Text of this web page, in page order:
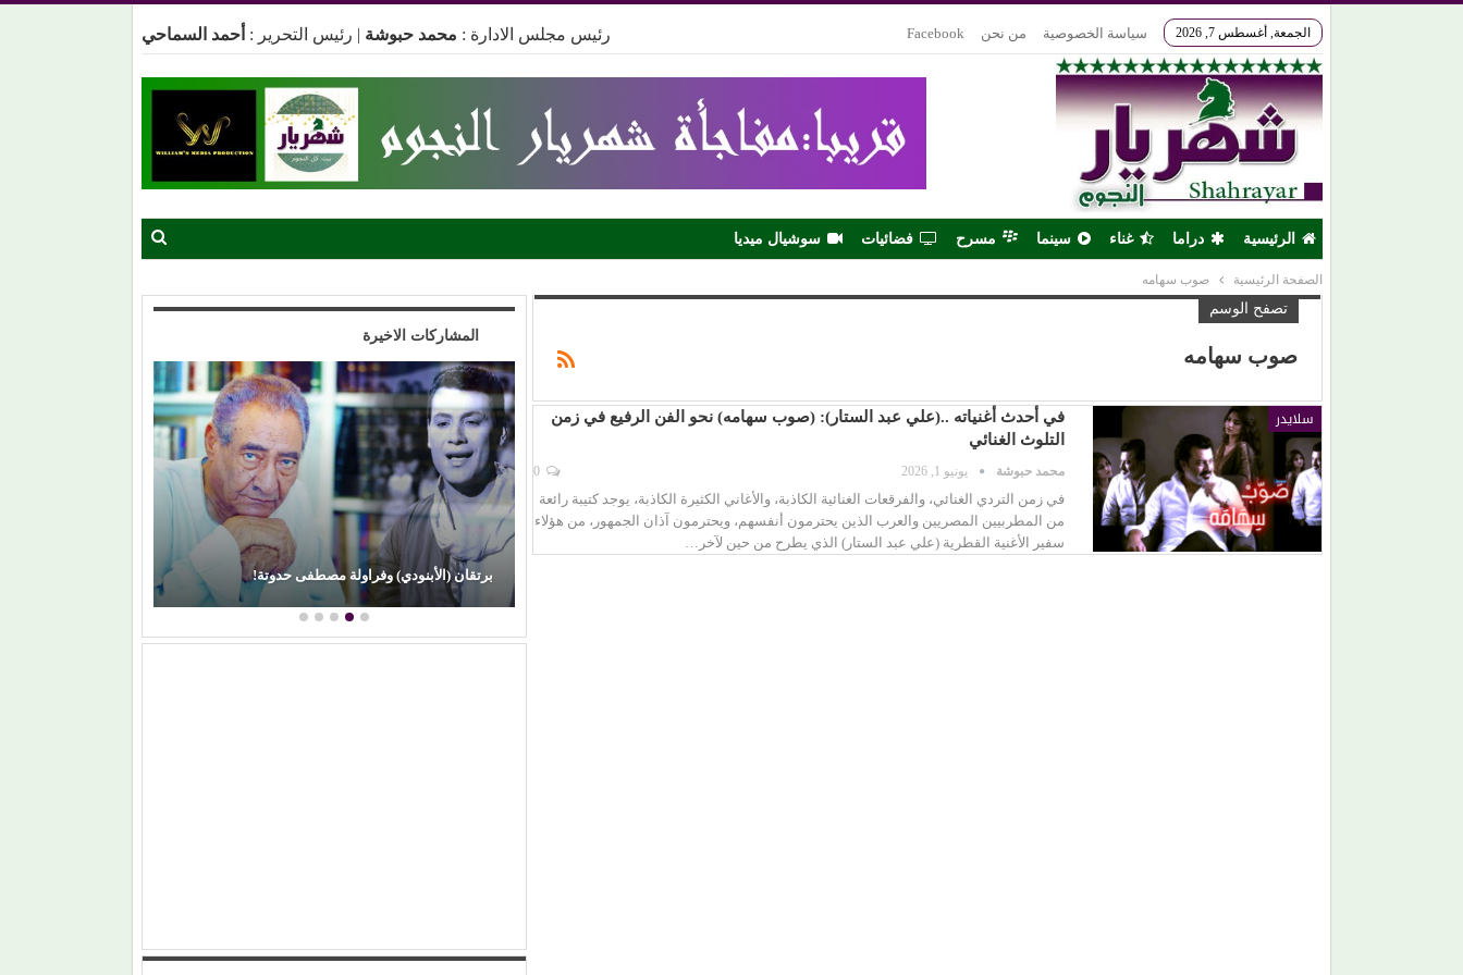
الجمعة, أغسطس 7, 2026 سياسة الخصوصية من نحن Facebook رئيس مجلس الادارة : محمد حبوشة | رئيس التحرير : أحمد السماحي
الرئيسية دراما غناء سينما مسرح فضائيات سوشيال ميديا
الصفحة الرئيسية صوب سهامه
تصفح الوسم
صوب سهامه
سلايدر
في أحدث أغنياته ..(علي عبد الستار): (صوب سهامه) نحو الفن الرفيع في زمن
التلوث الغنائي
محمد حبوشة يونيو 1, 2026
في زمن التردي الغنائي، والفرقعات الغنائية الكاذبة، والأغاني الكثيرة الكاذبة، يوجد كتيبة رائعة
من المطربيين المصريين والعرب الذين يحترمون أنفسهم، ويحترمون آذان الجمهور، من هؤلاء
سفير الأغنية القطرية (علي عبد الستار) الذي يطرح من حين لآخر…
المشاركات الاخيرة
من (حمانا) إلى القلوب.. (بلقيس) تغني للأمهات في (زهر
عذوبة ورومانسية (عفاف راضي) في غناء (الذكريات)
برتقان (الأبنودي) وفراولة مصطفى حدوتة!